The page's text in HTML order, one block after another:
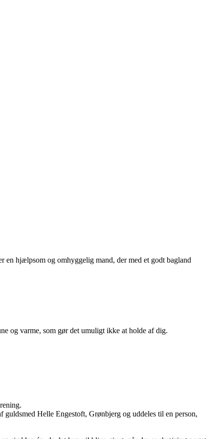
hjælpsom og omhyggelig mand, der med et godt bagland
og varme, som gør det umuligt ikke at holde af dig.
Helle Engestoft, Grønbjerg og uddeles til en person,